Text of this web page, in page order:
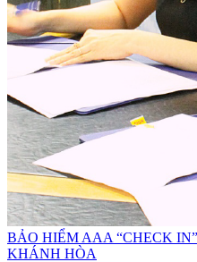
BẢO HIỂM AAA “CHECK
KHÁNH HÒA